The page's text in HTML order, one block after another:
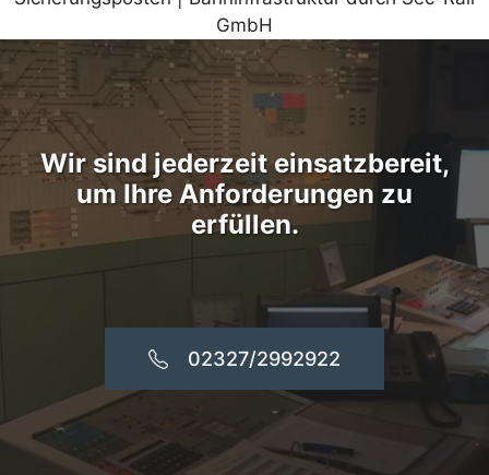
Wir sind jederzeit einsatzbereit,
um Ihre Anforderungen zu
erfüllen.
02327/2992922